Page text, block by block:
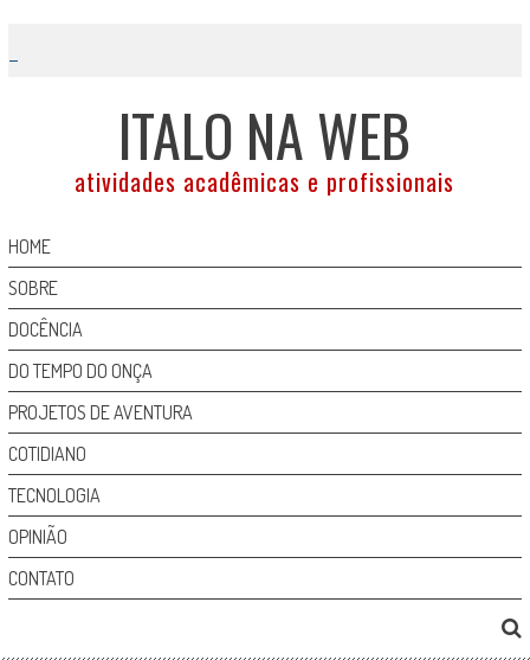
content
ITALO NA WEB
atividades acadêmicas e profissionais
HOME
SOBRE
DOCÊNCIA
DO TEMPO DO ONÇA
PROJETOS DE AVENTURA
COTIDIANO
TECNOLOGIA
OPINIÃO
CONTATO